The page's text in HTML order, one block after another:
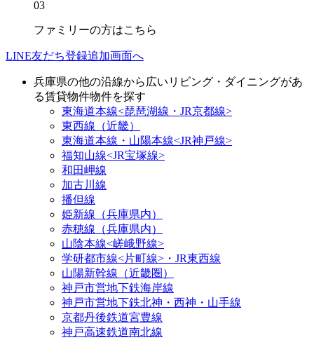
03
ファミリーの方はこちら
LINE友だち登録追加画面へ
兵庫県の他の沿線から広いリビング・ダイニングがあ
る賃貸物件物件を探す
東海道本線<琵琶湖線・JR京都線>
東西線（近畿）
東海道本線・山陽本線<JR神戸線>
福知山線<JR宝塚線>
和田岬線
加古川線
播但線
姫新線（兵庫県内）
赤穂線（兵庫県内）
山陰本線<嵯峨野線>
学研都市線<片町線>・JR東西線
山陽新幹線（近畿圏）
神戸市営地下鉄海岸線
神戸市営地下鉄北神・西神・山手線
京都丹後鉄道宮豊線
神戸高速鉄道南北線